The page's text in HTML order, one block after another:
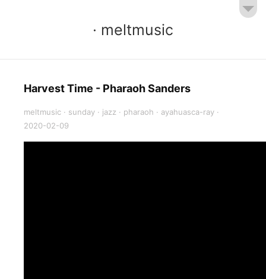
· meltmusic
Harvest Time - Pharaoh Sanders
meltmusic · sunday · jazz · pharaoh · ayahuasca-ray ·
2020-02-09